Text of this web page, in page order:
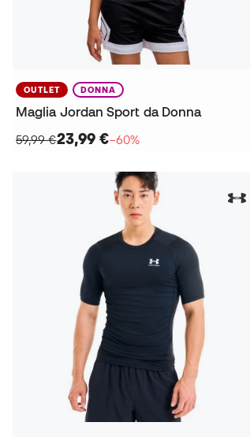
OUTLET DONNA
Maglia Jordan Sport da Donna
59,99 €23,99 €−60%